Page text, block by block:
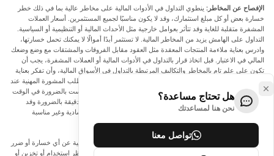
الإفصاح عن المخاطر: ينطوي التداول في الأدوات المالية على مخاطر عالية بما في ذلك خطر
خسارة بعض أو كل مبلغ استثمارك، وقد لا يكون مناسبًا لجميع المستثمرين. أسعار العملات
المشفرة متقلبة للغاية وقد تتأثر بعوامل خارجية مثل الأحداث المالية أو التنظيمية أو السياسية.
التداول على الهامش يزيد من المخاطر المالية. لا تستثمر أبدًا أموالًا لا يمكنك تحمل خسارتها،
وادرس بعناية ملاءمة المنتجات المعقدة مثل العقود مقابل الفروقات والمشتقات مع وضع وضعك
المالي في الاعتبار. قبل اتخاذ قرار بالتداول في الأدوات المالية أو العملات المشفرة، يجب أن
تكون على علم تام بالمخاطر والتكاليف المرتبطة بالتداول في الأسواق المالية، وأن تفكر بعناية
في أهدافك الاستثمارية ومستوى خبرتك ورغبتك في المخاطرة، وأن تطلب المشورة المهنية عند
الحاجة. تود Arincen أن تذكرك بأن البيانات الواردة في هذا الموقع ليست بالضرورة في الوقت
الفعلي وليست دقيقة. البيانات والأسعار الموجودة على الموقع ليست دقيقة بالضرورة وقد
تختلف عن السعر الفعلي في أي سوق معينة، مما يعني أن الأسعار إرشادية وغير مناسبة
لأغراض التداول.
لن يتحمل Arincen وأي مزود للبيانات الواردة في هذا الموقع المسؤولية عن أي خسارة أو ضرر
نتيجة لتداولك، أو اعتمادك على المعلومات الواردة في هذا الموقع. يحظر استخدام أو تخزين أو
هل تحتاج مساعدة؟
نحن هنا لمساعدتك
تواصل معنا